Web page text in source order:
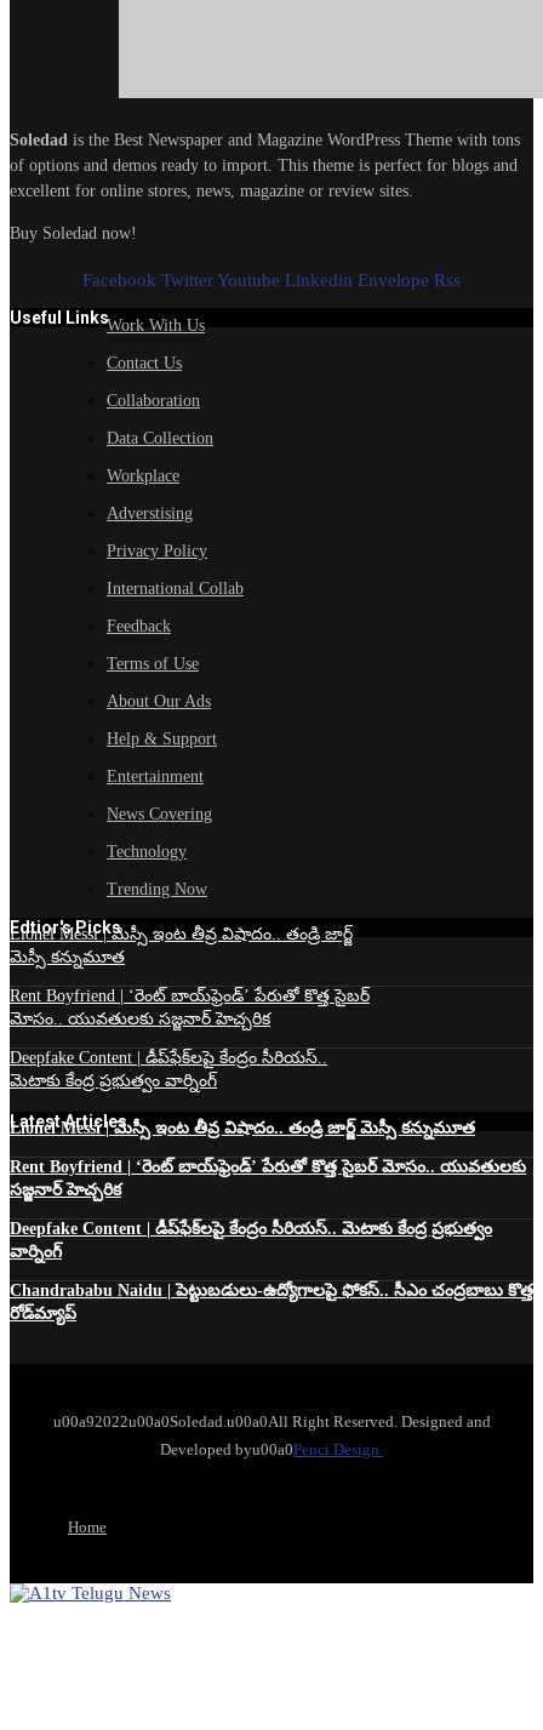
Soledad is the Best Newspaper and Magazine WordPress Theme with tons
of options and demos ready to import. This theme is perfect for blogs and
excellent for online stores, news, magazine or review sites.
Buy Soledad now!
Facebook TwitterYoutube Linkedin Envelope Rss
Useful LinksWork With Us
Contact Us
Collaboration
Data Collection
Workplace
Adverstising
Privacy Policy
International Collab
Feedback
Terms of Use
About Our Ads
Help & Support
Entertainment
News Covering
Technology
Trending Now
Edtior's Picks
Lionel Messi | మెస్సీ ఇంట తీవ్ర విషాదం.. తండ్రి జార్జ్
మెస్సీ కన్నుమూత
Rent Boyfriend | ‘రెంట్ బాయ్‌ఫ్రెండ్’ పేరుతో కొత్త సైబర్
మోసం.. యువతులకు సజ్జనార్ హెచ్చరిక
Deepfake Content | డీప్‌ఫేక్‌లపై కేంద్రం సీరియస్..
మెటాకు కేంద్ర ప్రభుత్వం వార్నింగ్
Latest Articles
Lionel Messi | మెస్సీ ఇంట తీవ్ర విషాదం.. తండ్రి జార్జ్ మెస్సీ కన్నుమూత
Rent Boyfriend | ‘రెంట్ బాయ్‌ఫ్రెండ్’ పేరుతో కొత్త సైబర్ మోసం.. యువతులకు
సజ్జనార్ హెచ్చరిక
Deepfake Content | డీప్‌ఫేక్‌లపై కేంద్రం సీరియస్.. మెటాకు కేంద్ర ప్రభుత్వం
వార్నింగ్
Chandrababu Naidu | పెట్టుబడులు-ఉద్యోగాలపై ఫోకస్.. సీఎం చంద్రబాబు కొత్త
రోడ్‌మ్యాప్
u00a92022u00a0Soledad.u00a0All Right Reserved. Designed and
Developed byu00a0Penci Design.
Home